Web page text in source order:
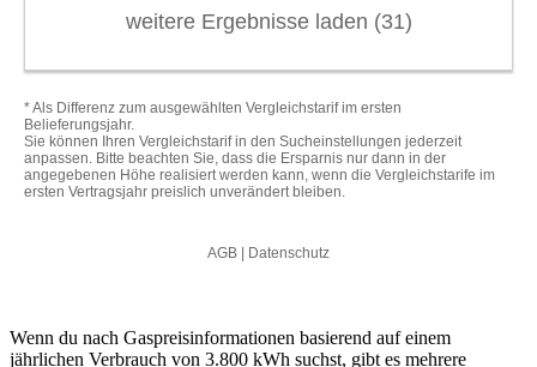
Wenn du nach Gaspreisinformationen basierend auf einem
jährlichen Verbrauch von 3.800 kWh suchst, gibt es mehrere